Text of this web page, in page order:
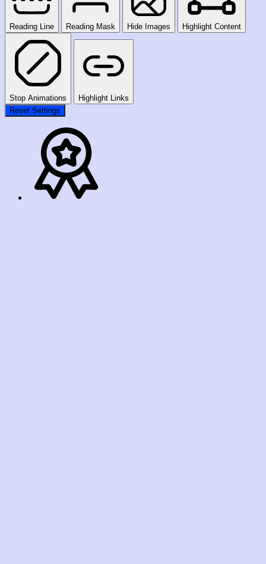
Reading Line Reading Mask Hide Images Highlight Content
Stop Animations
Highlight Links
Reset Settings